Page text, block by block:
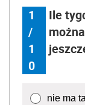
1
/
1
0
Ile
nie ma